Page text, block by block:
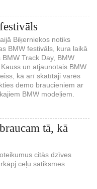
Biķerniekos notiks
BMW festivāls, kura laikā
BMW Track Day, BMW
un atjaunotais BMW
kā arī skatītāji varēs
demo braucieniem ar
BMW modeļiem.
tā, kā
citās dzīves
ceļu satiksmes